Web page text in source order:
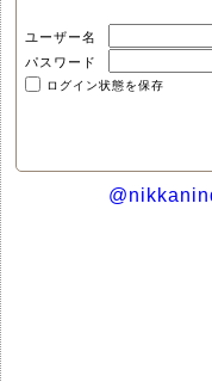
ユーザー名
パスワード
ログイン状態を保存